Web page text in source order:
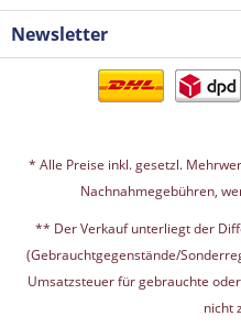
Newsletter
* Alle Preise inkl. gesetzl.
Nachnahmegebühren,
** Der Verkauf unterliegt der
(Gebrauchtgegenstände/
Umsatzsteuer für gebrauchte
nicht